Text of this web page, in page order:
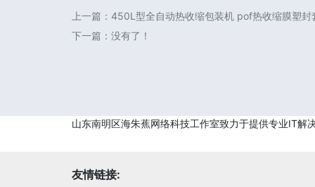
上一篇： 450L型全自动热收缩包装机 pof热收缩膜塑封
下一篇：没有了！
山东南明区海朱蕉网络科技工作室致力于提供专业IT解
友情链接: